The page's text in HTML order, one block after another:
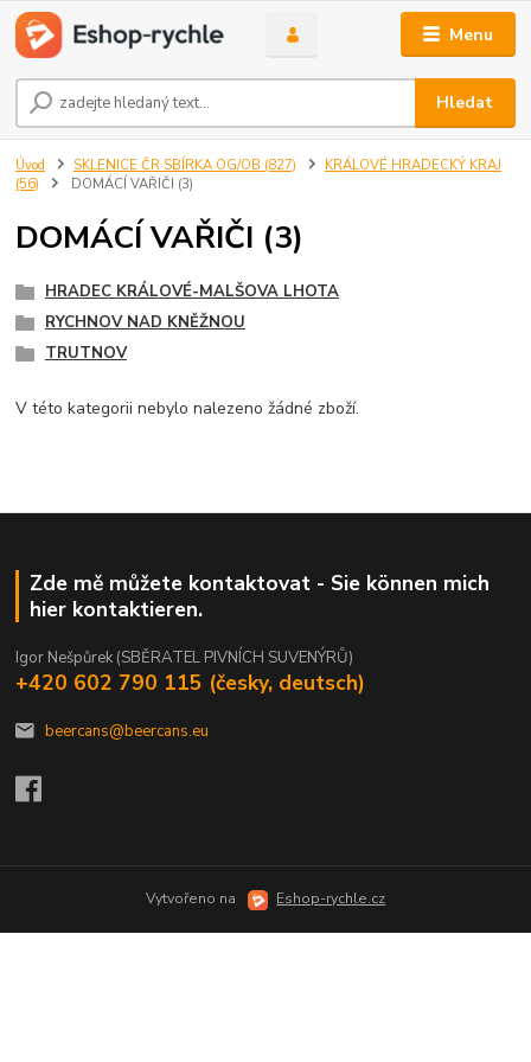
Menu
Hledat
Úvod SKLENICE ČR SBÍRKA OG/OB (827)
KRÁLOVÉ HRADECKÝ KRAJ
(56)
DOMÁCÍ VAŘIČI (3)
DOMÁCÍ VAŘIČI (3)
HRADEC KRÁLOVÉ-MALŠOVA LHOTA
RYCHNOV NAD KNĚŽNOU
TRUTNOV
V této kategorii nebylo nalezeno žádné zboží.
Zde mě můžete kontaktovat - Sie können mich
hier kontaktieren.
Igor Nešpůrek (SBĚRATEL PIVNÍCH SUVENÝRŮ)
+420 602 790 115 (česky, deutsch)
beercans@beercans.eu
Vytvořeno na Eshop-rychle.cz